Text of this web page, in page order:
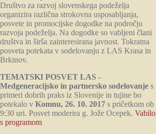
Društvo za razvoj slovenskega podeželja
organizira različna strokovna usposabljanja,
posvete in promocijske dogodke na področju
razvoja podeželja. Na dogodke so vabljeni člani
društva in širša zainteresirana javnost. Tokratna
posveta potekata v sodelovanju z LAS Krasa in
Brkinov.
TEMATSKI POSVET LAS -
Medgeneracijsko in partnersko sodelovanje s
primeri dobrih praks iz Slovenije in tujine bo
potekalo v Komnu, 26. 10. 2017 s pričetkom ob
9:30 uri. Posvet moderira g. Jože Ocepek. Vabilo
s programom